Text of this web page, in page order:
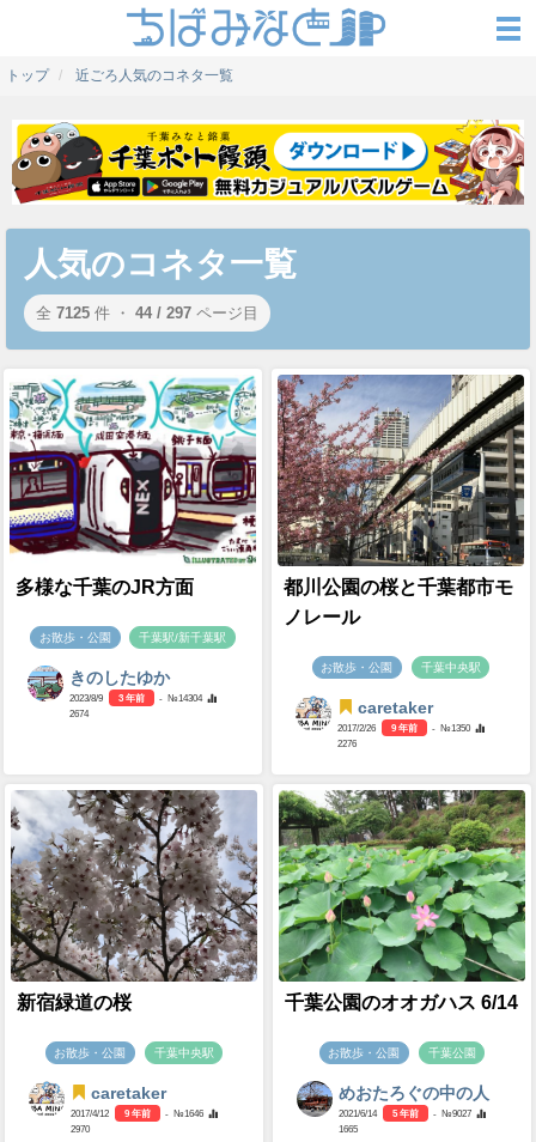
トップ 近ごろ人気のコネタ一覧
人気のコネタ一覧
全 7125 件 ・ 44 / 297 ページ目
多様な千葉のJR方面
お散歩・公園 千葉駅/新千葉駅
きのしたゆか
2023/8/9 3 年前
- №14304
2674
都川公園の桜と千葉都市モ
ノレール
お散歩・公園 千葉中央駅
caretaker
2017/2/26 9 年前
- №1350
2276
新宿緑道の桜
お散歩・公園 千葉中央駅
caretaker
2017/4/12 9 年前
- №1646
2970
千葉公園のオオガハス 6/14
お散歩・公園 千葉公園
めおたろぐの中の人
2021/6/14 5 年前
- №9027
1665